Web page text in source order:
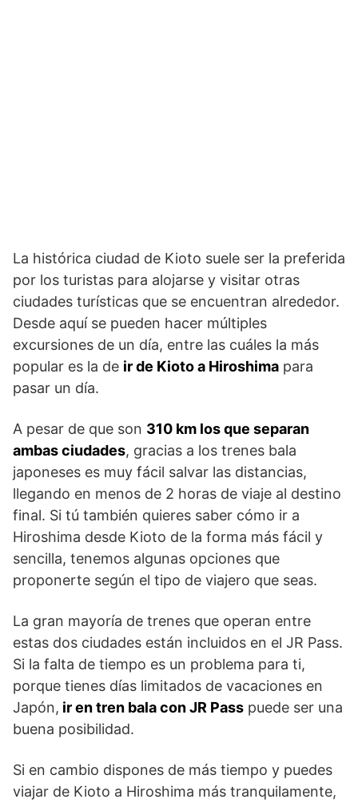
La histórica ciudad de Kioto suele ser la preferida
por los turistas para alojarse y visitar otras
ciudades turísticas que se encuentran alrededor.
Desde aquí se pueden hacer múltiples
excursiones de un día, entre las cuáles la más
popular es la de ir de Kioto a Hiroshima para
pasar un día.
A pesar de que son 310 km los que separan
ambas ciudades, gracias a los trenes bala
japoneses es muy fácil salvar las distancias,
llegando en menos de 2 horas de viaje al destino
final. Si tú también quieres saber cómo ir a
Hiroshima desde Kioto de la forma más fácil y
sencilla, tenemos algunas opciones que
proponerte según el tipo de viajero que seas.
La gran mayoría de trenes que operan entre
estas dos ciudades están incluidos en el JR Pass.
Si la falta de tiempo es un problema para ti,
porque tienes días limitados de vacaciones en
Japón, ir en tren bala con JR Pass puede ser una
buena posibilidad.
Si en cambio dispones de más tiempo y puedes
viajar de Kioto a Hiroshima más tranquilamente,